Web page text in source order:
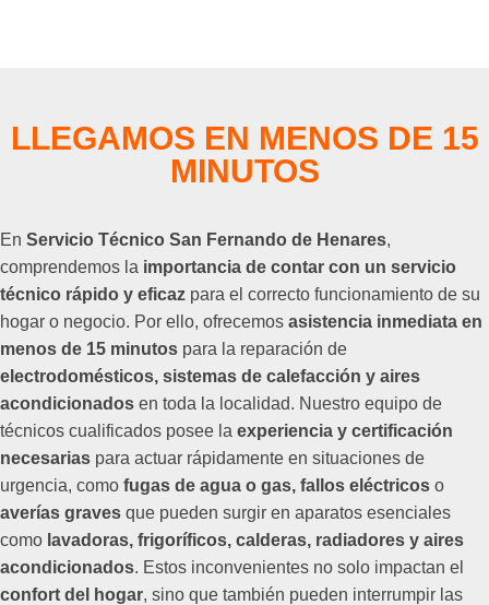
LLEGAMOS EN MENOS DE 15
MINUTOS
En Servicio Técnico San Fernando de Henares,
comprendemos la importancia de contar con un servicio
técnico rápido y eficaz para el correcto funcionamiento de su
hogar o negocio. Por ello, ofrecemos asistencia inmediata en
menos de 15 minutos para la reparación de
electrodomésticos, sistemas de calefacción y aires
acondicionados en toda la localidad. Nuestro equipo de
técnicos cualificados posee la experiencia y certificación
necesarias para actuar rápidamente en situaciones de
urgencia, como fugas de agua o gas, fallos eléctricos o
averías graves que pueden surgir en aparatos esenciales
como lavadoras, frigoríficos, calderas, radiadores y aires
acondicionados. Estos inconvenientes no solo impactan el
confort del hogar, sino que también pueden interrumpir las